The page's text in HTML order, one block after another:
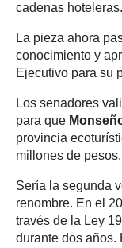
cadenas hoteleras.
La pieza ahora
conocimiento y
Ejecutivo para su
Los senadores
para que
provincia
millones de pesos.
Sería la segunda
renombre. En el
través de la Ley
durante dos años.